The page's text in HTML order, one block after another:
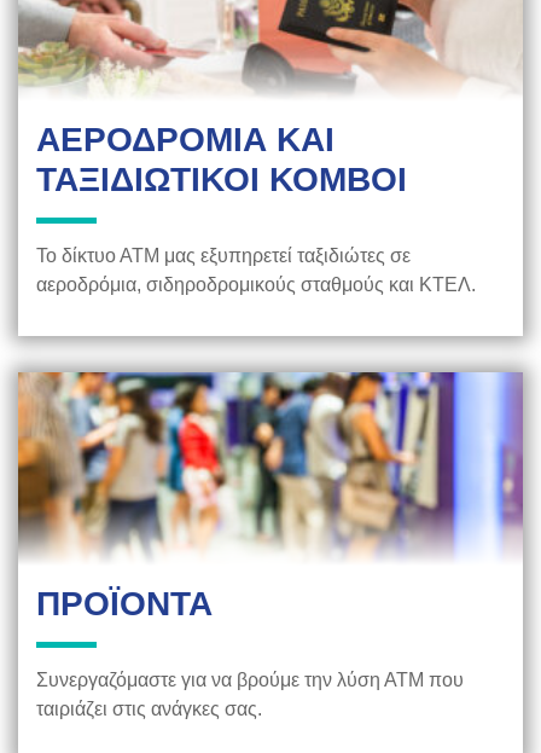
ΑΕΡΟΔΡΟΜΙΑ ΚΑΙ
ΤΑΞΙΔΙΩΤΙΚΟΙ ΚΟΜΒΟΙ
Το δίκτυο ΑΤΜ μας εξυπηρετεί ταξιδιώτες σε
αεροδρόμια, σιδηροδρομικούς σταθμούς και ΚΤΕΛ.
ΠΡΟΪΟΝΤΑ
Συνεργαζόμαστε για να βρούμε την λύση ΑΤΜ που
ταιριάζει στις ανάγκες σας.